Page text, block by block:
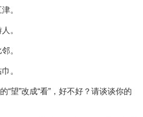
。
。
。
。
“望”改成“看”，好不好？请谈谈你的